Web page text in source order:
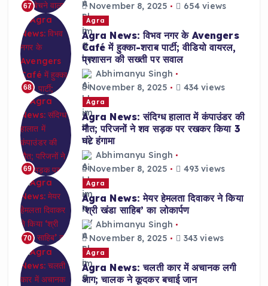
67
November 8, 2025
654 views
68
Agra
Agra News: विभव नगर के Avengers
Café में हुक्का-शराब पार्टी; वीडियो वायरल,
प्रशासन की सख्ती पर सवाल
Abhimanyu Singh
November 8, 2025
434 views
69
Agra
Agra News: संदिग्ध हालात में कंपाउंडर की
मौत; परिजनों ने शव सड़क पर रखकर किया 3
घंटे हंगामा
Abhimanyu Singh
November 8, 2025
493 views
70
Agra
Agra News: मेयर हेमलता दिवाकर ने किया
‘श्री खंडा साहिब’ का लोकार्पण
Abhimanyu Singh
November 8, 2025
343 views
Agra
Agra News: चलती कार में अचानक लगी
आग; चालक ने कूदकर बचाई जान